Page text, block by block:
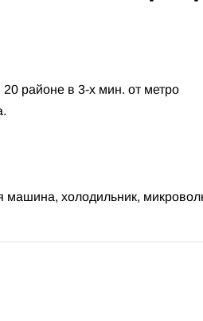
районе в 3-х мин. от метро
машина, холодильник,